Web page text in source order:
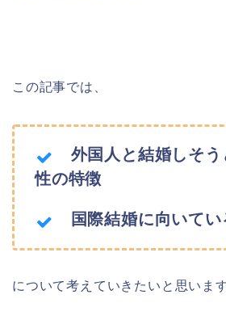
この記事では、
外国人と結婚しそ
性の特徴
国際結婚に向いて
について考えていきたいと思います